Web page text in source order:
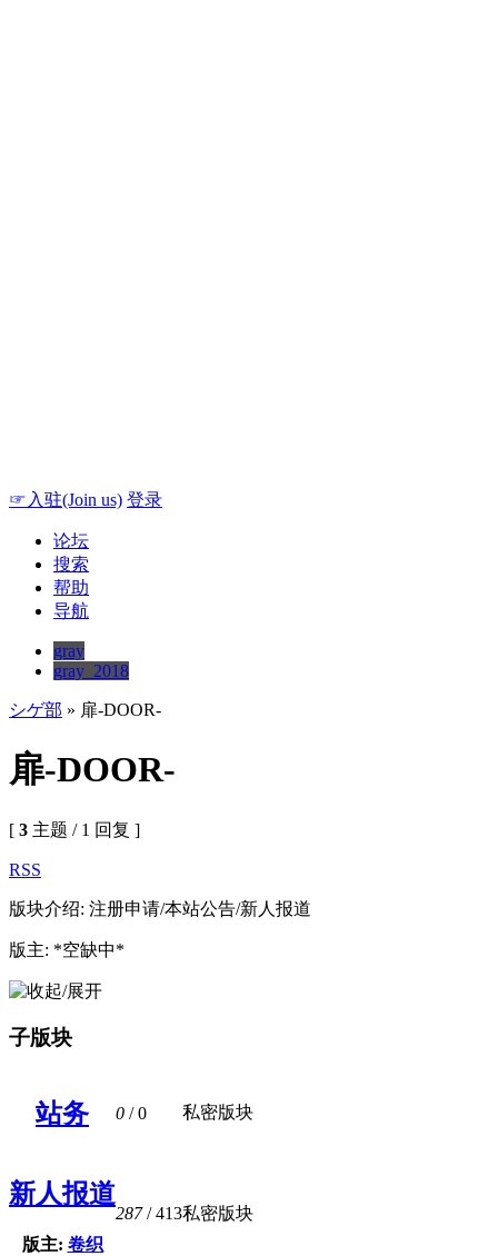
☞入驻(Join us) 登录
论坛
搜索
帮助
导航
gray
gray_2018
シゲ部 » 扉-DOOR-
扉-DOOR-
[ 3 主题 / 1 回复 ]
RSS
版块介绍: 注册申请/本站公告/新人报道
版主: *空缺中*
子版块
站务 0 / 0 私密版块
新人报道
版主: 卷织
287/ 413私密版块